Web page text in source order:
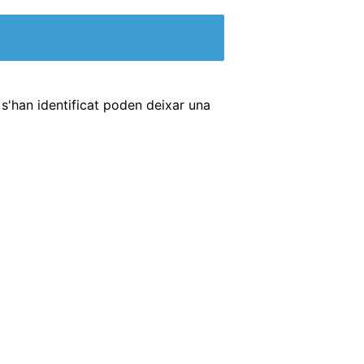
identificat poden deixar una